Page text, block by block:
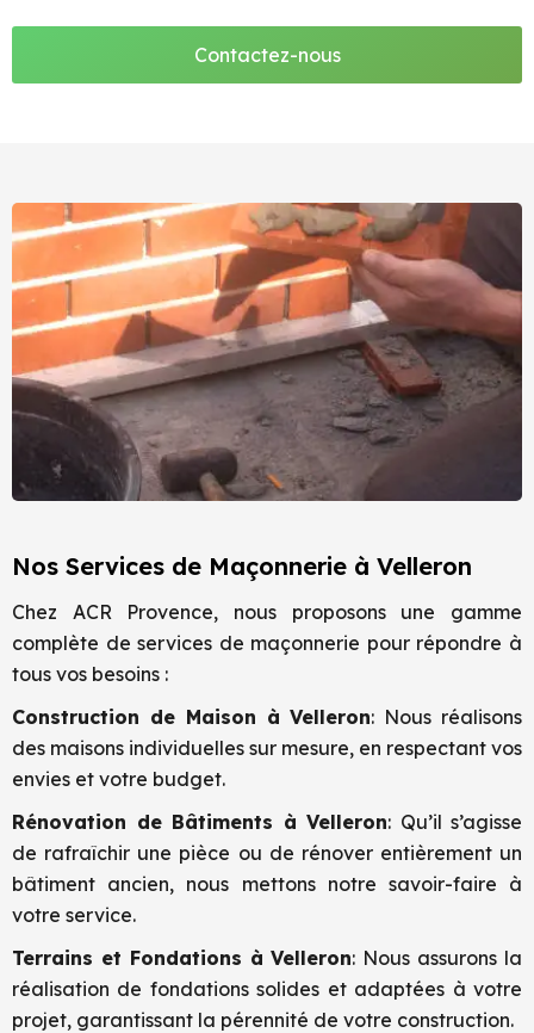
Contactez-nous
Nos Services de Maçonnerie à Velleron
Chez ACR Provence, nous proposons une gamme
complète de services de maçonnerie pour répondre à
tous vos besoins :
Construction de Maison àVelleron: Nous réalisons
des maisons individuelles sur mesure, en respectant vos
envies et votre budget.
Rénovation de Bâtiments à Velleron: Qu’il s’agisse
de rafraîchir une pièce ou de rénover entièrement un
bâtiment ancien, nous mettons notre savoir-faire à
votre service.
Terrains et Fondations àVelleron: Nous assurons la
réalisation de fondations solides et adaptées à votre
projet, garantissant la pérennité de votre construction.